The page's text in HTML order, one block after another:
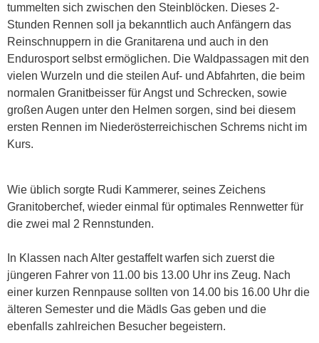
tummelten sich zwischen den Steinblöcken. Dieses 2-
Stunden Rennen soll ja bekanntlich auch Anfängern das
Reinschnuppern in die Granitarena und auch in den
Endurosport selbst ermöglichen. Die Waldpassagen mit den
vielen Wurzeln und die steilen Auf- und Abfahrten, die beim
normalen Granitbeisser für Angst und Schrecken, sowie
großen Augen unter den Helmen sorgen, sind bei diesem
ersten Rennen im Niederösterreichischen Schrems nicht im
Kurs.
Wie üblich sorgte Rudi Kammerer, seines Zeichens
Granitoberchef, wieder einmal für optimales Rennwetter für
die zwei mal 2 Rennstunden.
In Klassen nach Alter gestaffelt warfen sich zuerst die
jüngeren Fahrer von 11.00 bis 13.00 Uhr ins Zeug. Nach
einer kurzen Rennpause sollten von 14.00 bis 16.00 Uhr die
älteren Semester und die Mädls Gas geben und die
ebenfalls zahlreichen Besucher begeistern.